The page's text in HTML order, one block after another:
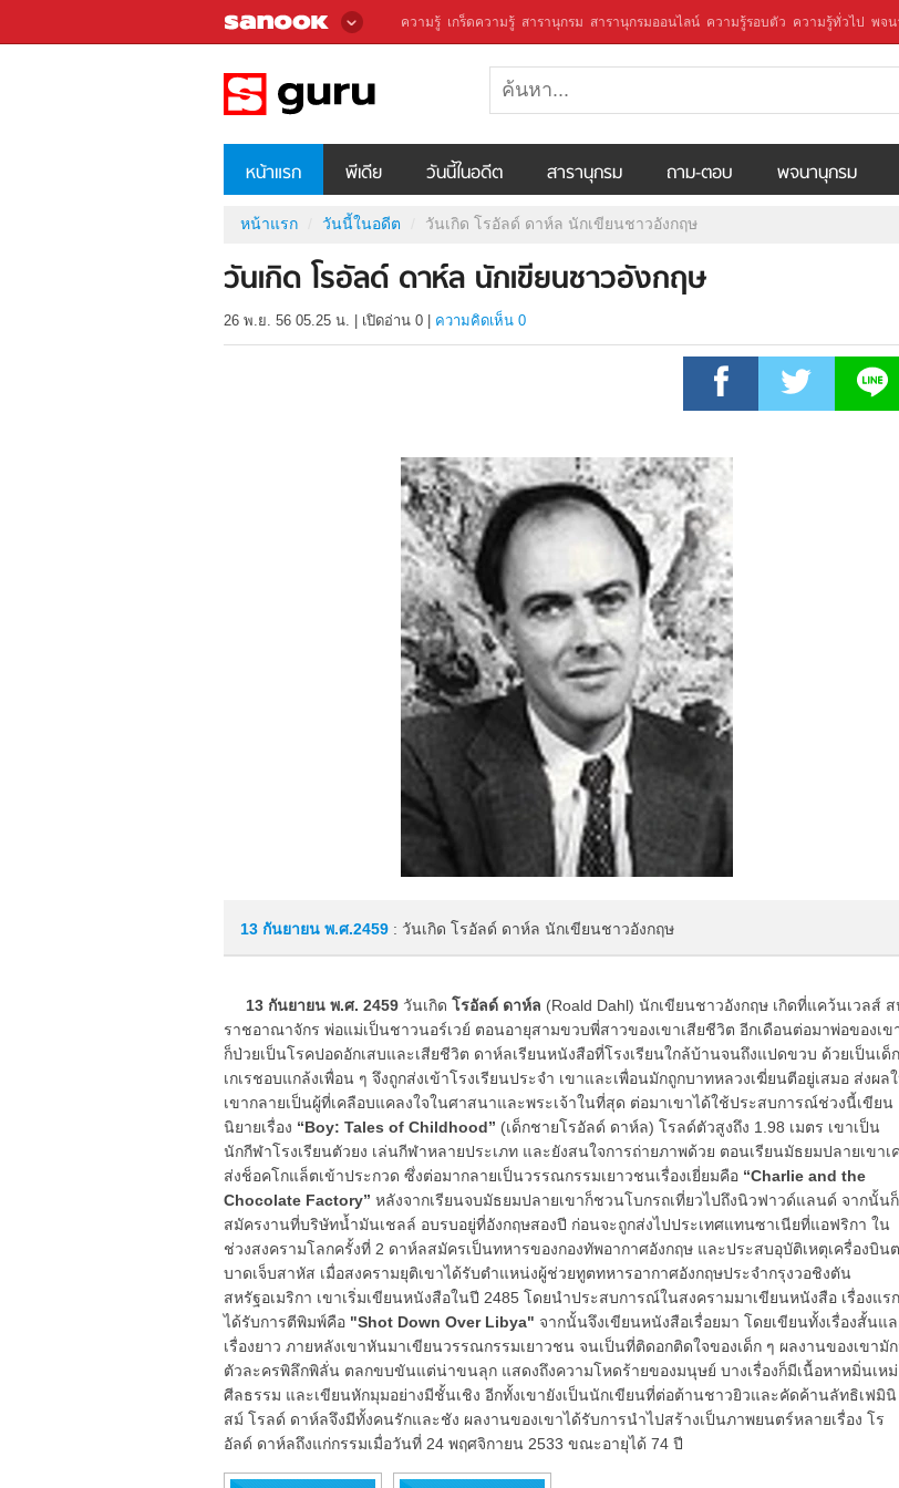
ความรู้ เกร็ดความรู้ สารานุกรม สารานุกรมออนไลน์ ความรู้รอบตัว ความรู้ทั่วไป พจน
หน้าแรก พีเดีย วันนี้ในอดีต สารานุกรม ถาม-ตอบ พจนานุกรม
หน้าแรก วันนี้ในอดีต วันเกิด โรอัลด์ ดาห์ล นักเขียนชาวอังกฤษ
วันเกิด โรอัลด์ ดาห์ล นักเขียนชาวอังกฤษ
26 พ.ย. 56 05.25 น. เปิดอ่าน 0 ความคิดเห็น 0
13 กันยายน พ.ศ.2459 : วันเกิด โรอัลด์ ดาห์ล นักเขียนชาวอังกฤษ
13 กันยายน พ.ศ. 2459 วันเกิด โรอัลด์ ดาห์ล (Roald Dahl) นักเขียนชาวอังกฤษ เกิดที่แคว้นเวลส์
ราชอาณาจักร พ่อแม่เป็นชาวนอร์เวย์ ตอนอายุสามขวบพี่สาวของเขาเสียชีวิต อีกเดือนต่อมาพ่อของเข
ก็ป่วยเป็นโรคปอดอักเสบและเสียชีวิต ดาห์ลเรียนหนังสือที่โรงเรียนใกล้บ้านจนถึงแปดขวบ ด้วยเป็นเด็ก
เกเรชอบแกล้งเพื่อน ๆ จึงถูกส่งเข้าโรงเรียนประจำ เขาและเพื่อนมักถูกบาทหลวงเฆี่ยนตีอยู่เสมอ ส่งผล
เขากลายเป็นผู้ที่เคลือบแคลงใจในศาสนาและพระเจ้าในที่สุด ต่อมาเขาได้ใช้ประสบการณ์ช่วงนี้เขียน
นิยายเรื่อง “Boy: Tales of Childhood” (เด็กชายโรอัลด์ ดาห์ล) โรลด์ตัวสูงถึง 1.98 เมตร เขาเป็น
นักกีฬาโรงเรียนตัวยง เล่นกีฬาหลายประเภท และยังสนใจการถ่ายภาพด้วย ตอนเรียนมัธยมปลายเขาเ
ส่งช็อคโกแล็ตเข้าประกวด ซึ่งต่อมากลายเป็นวรรณกรรมเยาวชนเรื่องเยี่ยมคือ “Charlie and the
Chocolate Factory” หลังจากเรียนจบมัธยมปลายเขาก็ชวนโบกรถเที่ยวไปถึงนิวฟาวด์แลนด์ จากนั้นก็
สมัครงานที่บริษัทน้ำมันเชลล์ อบรบอยู่ที่อังกฤษสองปี ก่อนจะถูกส่งไปประเทศแทนซาเนียที่แอฟริกา ใน
ช่วงสงครามโลกครั้งที่ 2 ดาห์ลสมัครเป็นทหารของกองทัพอากาศอังกฤษ และประสบอุบัติเหตุเครื่องบิน
บาดเจ็บสาหัส เมื่อสงครามยุติเขาได้รับตำแหน่งผู้ช่วยทูตทหารอากาศอังกฤษประจำกรุงวอชิงตัน
สหรัฐอเมริกา เขาเริ่มเขียนหนังสือในปี 2485 โดยนำประสบการณ์ในสงครามมาเขียนหนังสือ เรื่องแร
ได้รับการตีพิมพ์คือ "Shot Down Over Libya" จากนั้นจึงเขียนหนังสือเรื่อยมา โดยเขียนทั้งเรื่องสั้นแ
เรื่องยาว ภายหลังเขาหันมาเขียนวรรณกรรมเยาวชน จนเป็นที่ติดอกติดใจของเด็ก ๆ ผลงานของเขามั
ตัวละครพิลึกพิลั่น ตลกขบขันแต่น่าขนลุก แสดงถึงความโหดร้ายของมนุษย์ บางเรื่องก็มีเนื้อหาหมิ่นเหม่
ศีลธรรม และเขียนหักมุมอย่างมีชั้นเชิง อีกทั้งเขายังเป็นนักเขียนที่ต่อต้านชาวยิวและคัดค้านลัทธิเฟมินิ
สม์ โรลด์ ดาห์ลจึงมีทั้งคนรักและชัง ผลงานของเขาได้รับการนำไปสร้างเป็นภาพยนตร์หลายเรื่อง โร
อัลด์ ดาห์ลถึงแก่กรรมเมื่อวันที่ 24 พฤศจิกายน 2533 ขณะอายุได้ 74 ปี